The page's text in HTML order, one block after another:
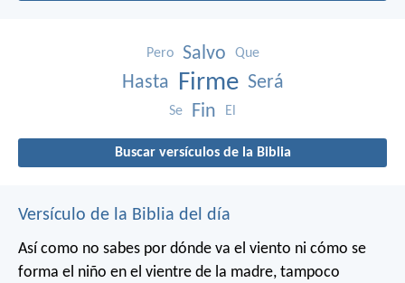
Pero Salvo Que
Hasta Firme Será
Se Fin El
Buscar versículos de la Biblia
Versículo de la Biblia del día
Así como no sabes por dónde va el viento ni cómo se
forma el niño en el vientre de la madre, tampoco